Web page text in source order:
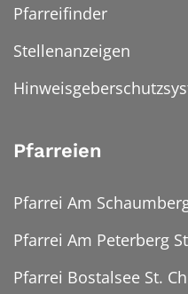
Pfarreifinder
Stellenanzeigen
Pfarreien
Pfarrei Am
Pfarrei Am Peterberg
Pfarrei Bostalsee St.